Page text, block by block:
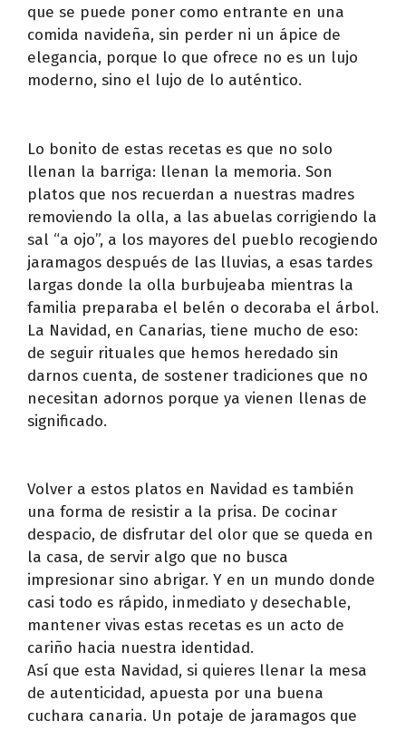
que se puede poner como entrante en una
comida navideña, sin perder ni un ápice de
elegancia, porque lo que ofrece no es un lujo
moderno, sino el lujo de lo auténtico.
Lo bonito de estas recetas es que no solo
llenan la barriga: llenan la memoria. Son
platos que nos recuerdan a nuestras madres
removiendo la olla, a las abuelas corrigiendo la
sal “a ojo”, a los mayores del pueblo recogiendo
jaramagos después de las lluvias, a esas tardes
largas donde la olla burbujeaba mientras la
familia preparaba el belén o decoraba el árbol.
La Navidad, en Canarias, tiene mucho de eso:
de seguir rituales que hemos heredado sin
darnos cuenta, de sostener tradiciones que no
necesitan adornos porque ya vienen llenas de
significado.
Volver a estos platos en Navidad es también
una forma de resistir a la prisa. De cocinar
despacio, de disfrutar del olor que se queda en
la casa, de servir algo que no busca
impresionar sino abrigar. Y en un mundo donde
casi todo es rápido, inmediato y desechable,
mantener vivas estas recetas es un acto de
cariño hacia nuestra identidad.
Así que esta Navidad, si quieres llenar la mesa
de autenticidad, apuesta por una buena
cuchara canaria. Un potaje de jaramagos que